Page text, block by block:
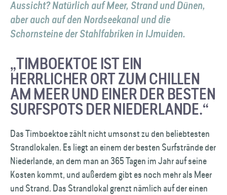
Aussicht? Natürlich auf Meer, Strand und Dünen,
aber auch auf den Nordseekanal und die
Schornsteine der Stahlfabriken in IJmuiden.
„TIMBOEKTOE IST EIN
HERRLICHER ORT ZUM CHILLEN
AM MEER UND EINER DER BESTEN
SURFSPOTS DER NIEDERLANDE.“
Das Timboektoe zählt nicht umsonst zu den beliebtesten
Strandlokalen. Es liegt an einem der besten Surfstrände der
Niederlande, an dem man an 365 Tagen im Jahr auf seine
Kosten kommt, und außerdem gibt es noch mehr als Meer
und Strand. Das Strandlokal grenzt nämlich auf der einen